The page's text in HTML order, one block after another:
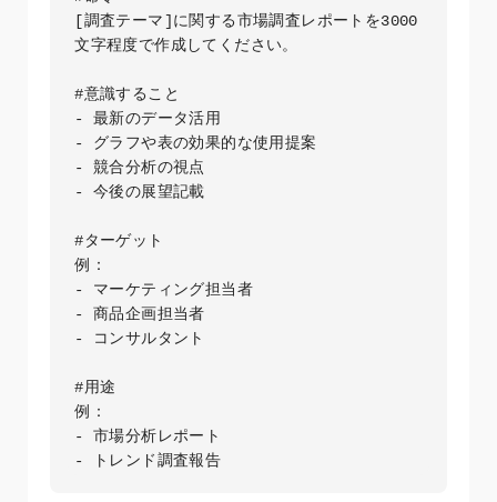
[調査テーマ]に関する市場調査レポートを3000
文字程度で作成してください。
#意識すること
- 最新のデータ活用
- グラフや表の効果的な使用提案
- 競合分析の視点
- 今後の展望記載
#ターゲット
例：
- マーケティング担当者
- 商品企画担当者
- コンサルタント
#用途
例：
- 市場分析レポート